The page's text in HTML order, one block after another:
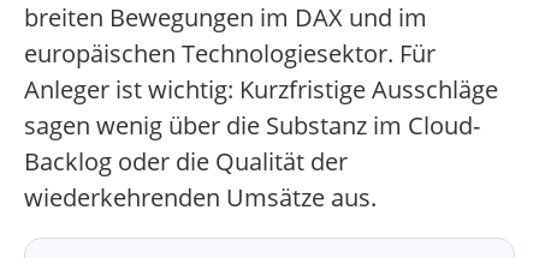
breiten Bewegungen im DAX und im
europäischen Technologiesektor. Für
Anleger ist wichtig: Kurzfristige Ausschläge
sagen wenig über die Substanz im Cloud-
Backlog oder die Qualität der
wiederkehrenden Umsätze aus.